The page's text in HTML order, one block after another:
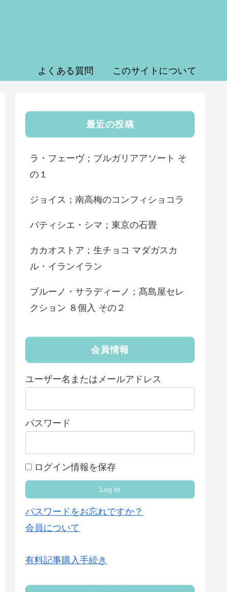
よくある質問 このサイトについて
最近の投稿
ラ・フェーヴ；ブルガリアアソート そ
の１
ジョイス；南高梅のコンフィショコラ
パティシエ・シマ；東京の石畳
カカオストア；生チョコ マダガスカ
ル・イランイラン
ブルーノ・サラディーノ；髙島屋セレ
クション ８個入 その２
会員情報
ユーザー名またはメールアドレス
パスワード
ログイン情報を保存
パスワードをお忘れですか？
会員について
有料記事購入手続き